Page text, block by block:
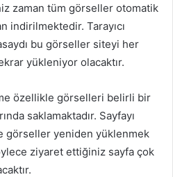
zaman tüm görseller otomatik
indirilmektedir. Tarayıcı
bu görseller siteyi her
yükleniyor olacaktır.
özellikle görselleri belirli bir
saklamaktadır. Sayfayı
görseller yeniden yüklenmek
ziyaret ettiğiniz sayfa çok